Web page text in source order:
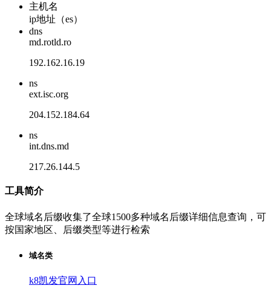
主机名
ip地址（es）
dns
md.rotld.ro
192.162.16.19
ns
ext.isc.org
204.152.184.64
ns
int.dns.md
217.26.144.5
工具简介
全球域名后缀收集了全球1500多种域名后缀详细信息查询，可
按国家地区、后缀类型等进行检索
域名类
k8凯发官网入口